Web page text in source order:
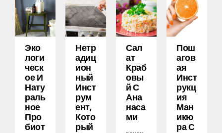
Эко
Логи
Ческ
Ое И
Нату
Раль
Ное
Про
Биот
Нетр
Адиц
Ион
Ный
Инст
Рум
Ент,
Кото
Рый
Сал
Ат
Краб
Овы
Й С
Ана
Наса
Ми
Пош
Агов
Ая
Инст
Рукц
Ия
Ман
Икю
Ра С